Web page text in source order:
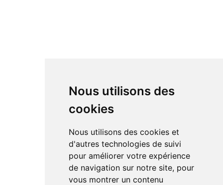
Nous utilisons des
cookies
Nous utilisons des cookies et
d'autres technologies de suivi
pour améliorer votre expérience
de navigation sur notre site, pour
vous montrer un contenu